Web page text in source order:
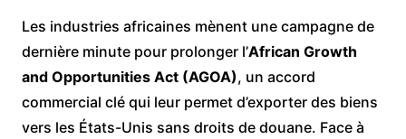
Les industries africaines mènent une campagne de
dernière minute pour prolonger l’African Growth
and Opportunities Act (AGOA), un accord
commercial clé qui leur permet d’exporter des biens
vers les États-Unis sans droits de douane. Face à